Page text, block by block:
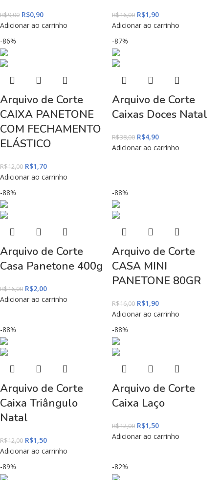
R$9,00 R$0,90
Adicionar ao carrinho
R$16,00 R$1,90
Adicionar ao carrinho
-86%
Arquivo de Corte
CAIXA PANETONE
COM FECHAMENTO
ELÁSTICO
R$12,00 R$1,70
Adicionar ao carrinho
-87%
Arquivo de Corte
Caixas Doces Natal
R$38,00 R$4,90
Adicionar ao carrinho
-88%
Arquivo de Corte
Casa Panetone 400g
R$16,00 R$2,00
Adicionar ao carrinho
-88%
Arquivo de Corte
CASA MINI
PANETONE 80GR
R$16,00 R$1,90
Adicionar ao carrinho
-88%
Arquivo de Corte
Caixa Triângulo
Natal
R$12,00 R$1,50
Adicionar ao carrinho
-88%
Arquivo de Corte
Caixa Laço
R$12,00 R$1,50
Adicionar ao carrinho
-89% -82%